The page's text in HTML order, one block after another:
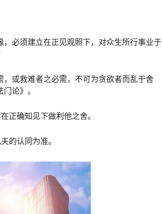
必须建立在正见观照下，对众生所行事业于
或救难者之必需，不可为贪欲者而乱于舍
论》。
正确知见下做利他之舍。
的认同为准。